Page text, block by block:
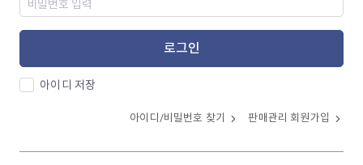
로그인
아이디 저장
아이디/비밀번호 찾기 판매관리 회원가입